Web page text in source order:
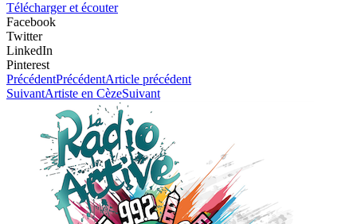
Télécharger et écouter
Facebook
Twitter
LinkedIn
Pinterest
PrécédentPrécédentArticle précédent
SuivantArtiste en CèzeSuivant